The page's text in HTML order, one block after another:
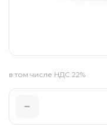
в том числе НДС 22%